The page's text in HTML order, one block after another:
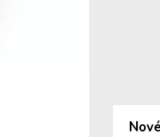
Nové